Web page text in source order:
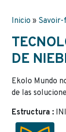
Inicio »
DE
Ekolo Mundo
de las
Estructura :